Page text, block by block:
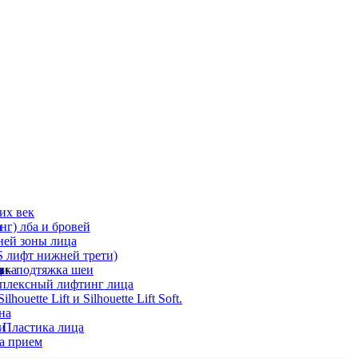
век
лба и бровей
зоны лица
лифт нижней трети)
– подтяжка шеи
лифтинг лица
Lift и Silhouette Lift Soft.
лица
прием